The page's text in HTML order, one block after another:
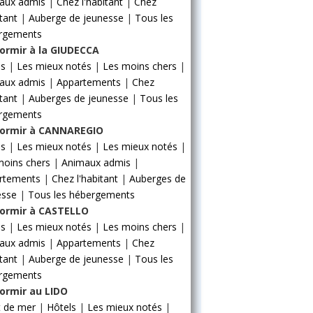
| Auberge de jeunesse | Tous les
à la GIUDECCA
| Les mieux notés | Les moins chers |
admis | Appartements | Chez
| Auberges de jeunesse | Tous les
à CANNAREGIO
| Les mieux notés | Les mieux notés |
chers | Animaux admis |
| Chez l'habitant| Auberges de
| Tous les hébergements
à CASTELLO
| Les mieux notés | Les moins chers |
admis | Appartements | Chez
| Auberge de jeunesse | Tous les
au LIDO
de mer| Hôtels | Les mieux notés |